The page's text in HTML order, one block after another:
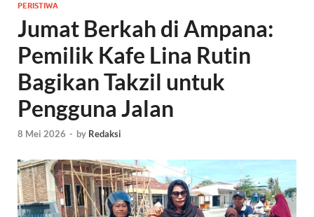
PERISTIWA
Jumat Berkah di Ampana:
Pemilik Kafe Lina Rutin
Bagikan Takzil untuk
Pengguna Jalan
8 Mei 2026 - by Redaksi